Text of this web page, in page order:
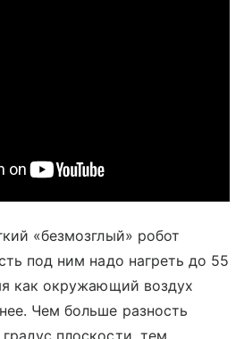
«безмозглый» робот
под ним надо нагреть до 55
как окружающий воздух
Чем больше разность
плоскости, тем